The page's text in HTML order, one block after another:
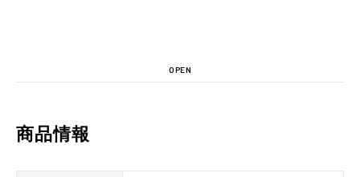
OPEN
商品情報